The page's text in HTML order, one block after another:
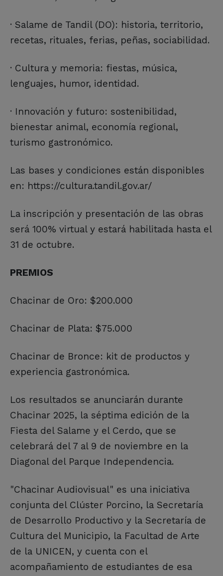
· Salame de Tandil (DO): historia, territorio,
recetas, rituales, ferias, peñas, sociabilidad.
· Cultura y memoria: fiestas, música,
lenguajes, humor, identidad.
· Innovación y futuro: sostenibilidad,
bienestar animal, economía regional,
turismo gastronómico.
Las bases y condiciones están disponibles
en: https://cultura.tandil.gov.ar/
La inscripción y presentación de las obras
será 100% virtual y estará habilitada hasta el
31 de octubre.
PREMIOS
Chacinar de Oro: $200.000
Chacinar de Plata: $75.000
Chacinar de Bronce: kit de productos y
experiencia gastronómica.
Los resultados se anunciarán durante
Chacinar 2025, la séptima edición de la
Fiesta del Salame y el Cerdo, que se
celebrará del 7 al 9 de noviembre en la
Diagonal del Parque Independencia.
"Chacinar Audiovisual" es una iniciativa
conjunta del Clúster Porcino, la Secretaría
de Desarrollo Productivo y la Secretaría de
Cultura del Municipio, la Facultad de Arte
de la UNICEN, y cuenta con el
acompañamiento de estudiantes de esa